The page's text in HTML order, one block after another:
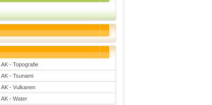
AK - Topografie
AK - Tsunami
AK - Vulkanen
AK - Water